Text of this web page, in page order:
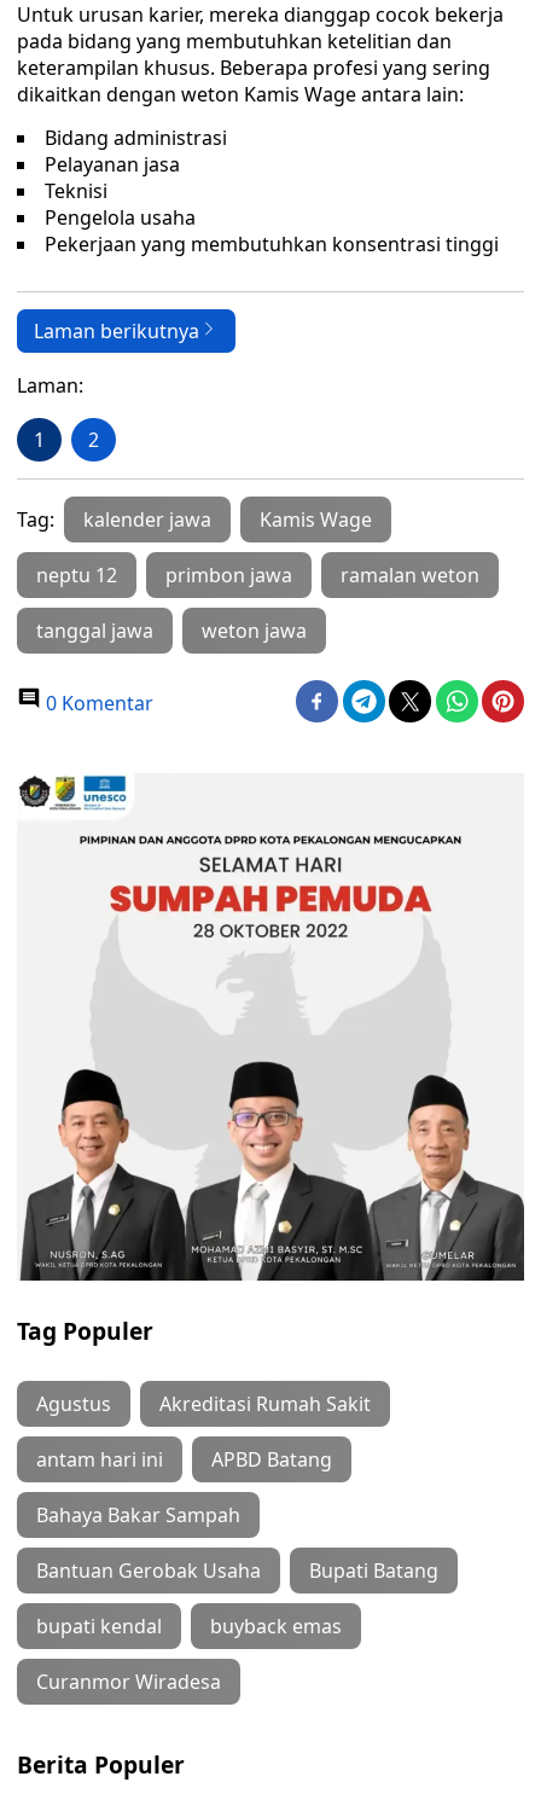
Untuk urusan karier, mereka dianggap cocok bekerja
pada bidang yang membutuhkan ketelitian dan
keterampilan khusus. Beberapa profesi yang sering
dikaitkan dengan weton Kamis Wage antara lain:
Bidang administrasi
Pelayanan jasa
Teknisi
Pengelola usaha
Pekerjaan yang membutuhkan konsentrasi tinggi
Laman berikutnya
Laman:
1 2
Tag: kalender jawa Kamis Wage
neptu 12 primbon jawa ramalan weton
tanggal jawa weton jawa
0 Komentar
Tag Populer
Agustus Akreditasi Rumah Sakit
antam hari ini APBD Batang
Bahaya Bakar Sampah
Bantuan Gerobak Usaha Bupati Batang
bupati kendal buyback emas
Curanmor Wiradesa
Berita Populer